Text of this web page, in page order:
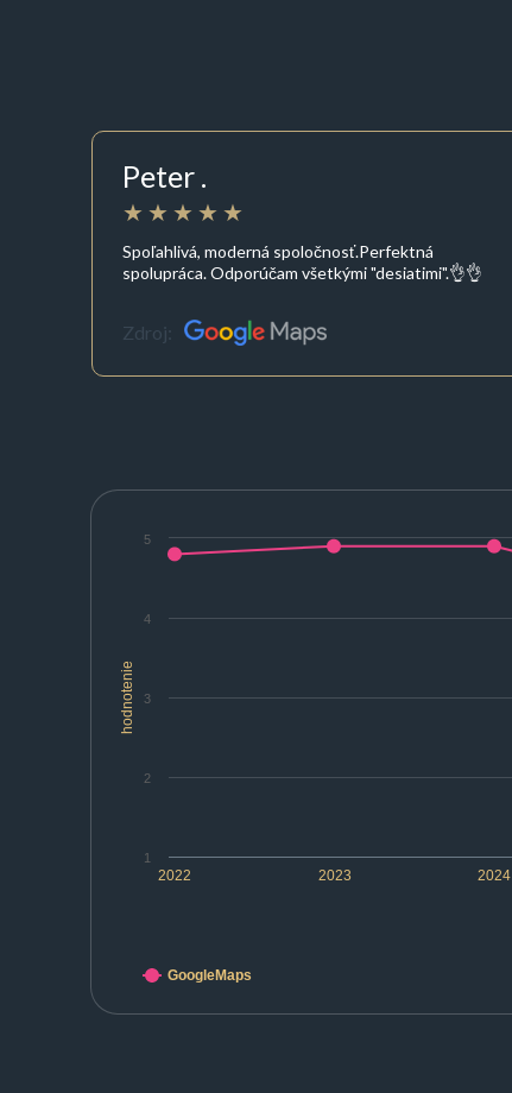
Peter .
Spoľahlivá, moderná spoločnosť.Perfektná
spolupráca. Odporúčam všetkými "desiatimi".👌👌
Zdroj:
hodnotenie
2022 2023 2024
1
2
3
4
5
GoogleMaps